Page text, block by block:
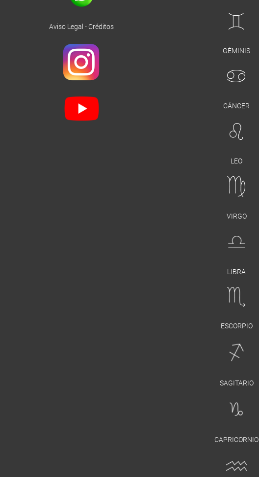
Aviso Legal - Créditos
GÉMINIS
CÁNCER
LEO
VIRGO
LIBRA
ESCORPIO
SAGITARIO
CAPRICORNIO